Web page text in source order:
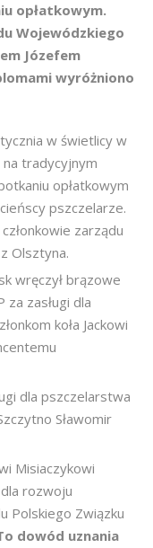
opłatkowym.
Wojewódzkiego
Józefem
wyróżniono
w świetlicy w
tradycyjnym
opłatkowym
pszczelarze.
zarządu
Olsztyna.
wręczył brązowe
za zasługi dla
koła Jackowi
dla pszczelarstwa
Sławomir
Misiaczykowi
rozwoju
Polskiego Związku
dowód uznania